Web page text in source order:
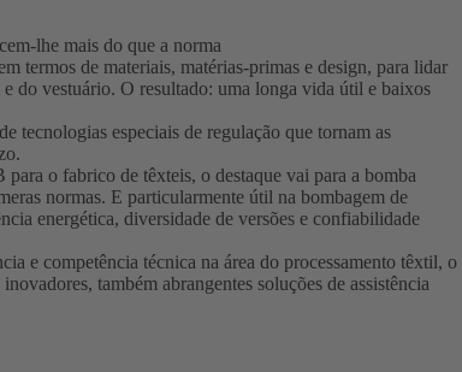
lhe mais do que a norma
termos de materiais, matérias-primas e design, para lidar
do vestuário. O resultado: uma longa vida útil e baixos
tecnologias especiais de regulação que tornam as
o fabrico de têxteis, o destaque vai para a bomba
normas. E particularmente útil na bombagem de
energética, diversidade de versões e confiabilidade
e competência técnica na área do processamento têxtil, o
também abrangentes soluções de assistência